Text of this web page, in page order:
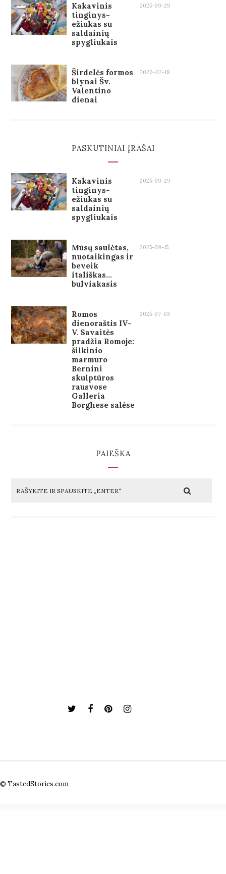
Kakavinis
tinginys-
ežiukas su
saldainių
spygliukais
2025-09-29
Širdelės formos
blynai Šv.
Valentino
dienai
2020-02-18
PASKUTINIAI ĮRAŠAI
Kakavinis
tinginys-
ežiukas su
saldainių
spygliukais
2025-09-29
Mūsų saulėtas,
nuotaikingas ir
beveik
itališkas…
bulviakasis
2025-09-15
Romos
dienoraštis IV–
V. Savaitės
pradžia Romoje:
šilkinio
marmuro
Bernini
skulptūros
rausvose
Galleria
Borghese salėse
2025-07-03
PAIEŠKA
© TastedStories.com